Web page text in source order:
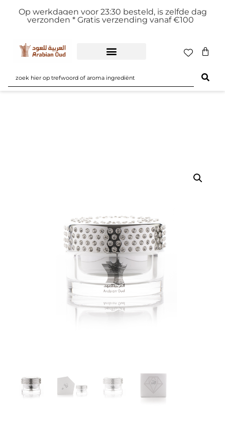
Op werkdagen voor 23:30 besteld, is zelfde dag
verzonden * Gratis verzending vanaf €100